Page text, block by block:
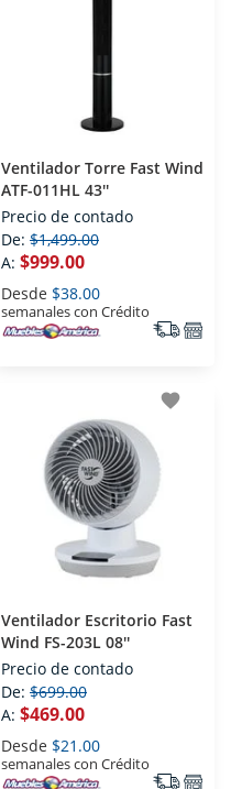
Ventilador Torre Fast Wind
ATF-011HL 43''
Precio de contado
De: $1,499.00
A: $999.00
Desde $38.00
semanales con Crédito
favorite
Ventilador Escritorio Fast
Wind FS-203L 08''
Precio de contado
De: $699.00
A: $469.00
Desde $21.00
semanales con Crédito